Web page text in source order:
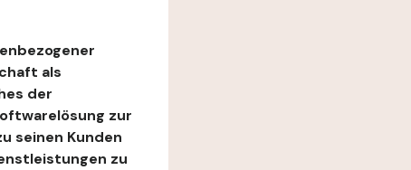
als
der
zur
seinen Kunden
zu